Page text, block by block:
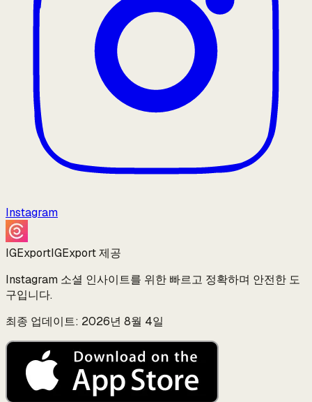
Instagram
IGExportIGExport 제공
Instagram 소셜 인사이트를 위한 빠르고 정확하며 안전한 도
구입니다.
최종 업데이트: 2026년 8월 4일